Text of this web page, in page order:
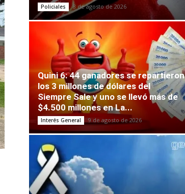
Policiales 8 de agosto de 2026
Quini 6: 44 ganadores se repartieron
los 3 millones de dólares del
Siempre Sale y uno se llevó más de
$4.500 millones en La...
Interés General 9 de agosto de 2026